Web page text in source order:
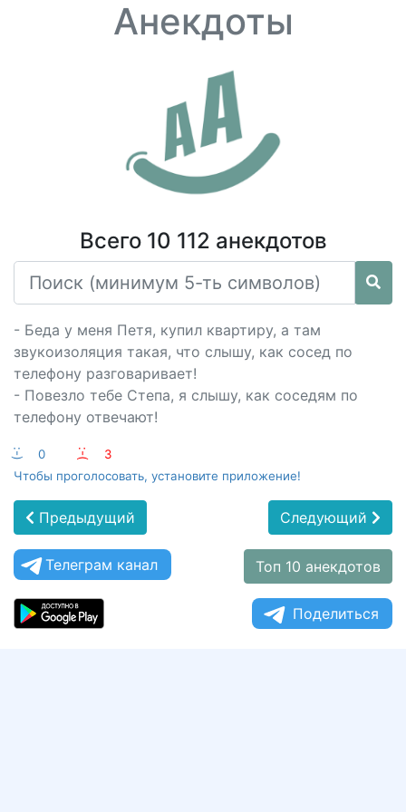
Анекдоты
Всего 10 112 анекдотов
- Беда у меня Петя, купил квартиру, а там
звукоизоляция такая, что слышу, как сосед по
телефону разговаривает!
- Повезло тебе Степа, я слышу, как соседям по
телефону отвечают!
:-) 0 :-(
3
Чтобы проголосовать, установите приложение!
Предыдущий Следующий
Телеграм канал Топ 10 анекдотов
Поделиться